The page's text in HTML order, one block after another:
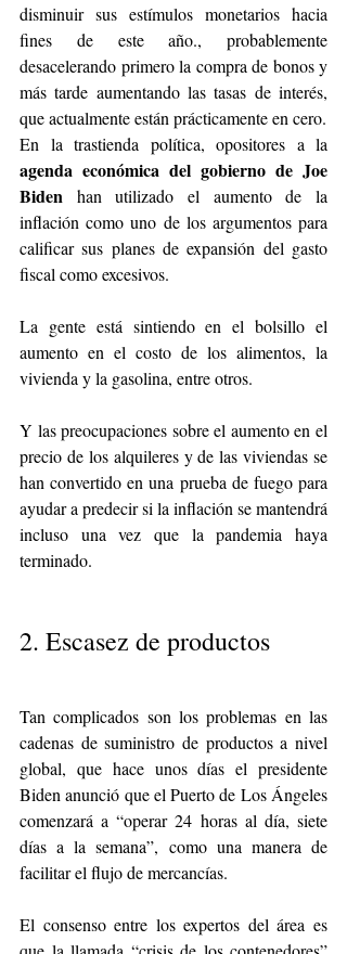
disminuir sus estímulos monetarios hacia
fines de este año., probablemente
desacelerando primero la compra de bonos y
más tarde aumentando las tasas de interés,
que actualmente están prácticamente en cero.
agenda económica del gobierno de Joe
Biden han utilizado el aumento de la
inflación como uno de los argumentos para
calificar sus planes de expansión del gasto
fiscal como excesivos.
La gente está sintiendo en el bolsillo el
aumento en el costo de los alimentos, la
vivienda y la gasolina, entre otros.
Y las preocupaciones sobre el aumento en el
precio de los alquileres y de las viviendas se
han convertido en una prueba de fuego para
ayudar a predecir si la inflación se mantendrá
incluso una vez que la pandemia haya
terminado.
2. Escasez de productos
Tan complicados son los problemas en las
cadenas de suministro de productos a nivel
global, que hace unos días el presidente
Biden anunció que el Puerto de Los Ángeles
comenzará a “operar 24 horas al día, siete
días a la semana”, como una manera de
facilitar el flujo de mercancías.
El consenso entre los expertos del área es